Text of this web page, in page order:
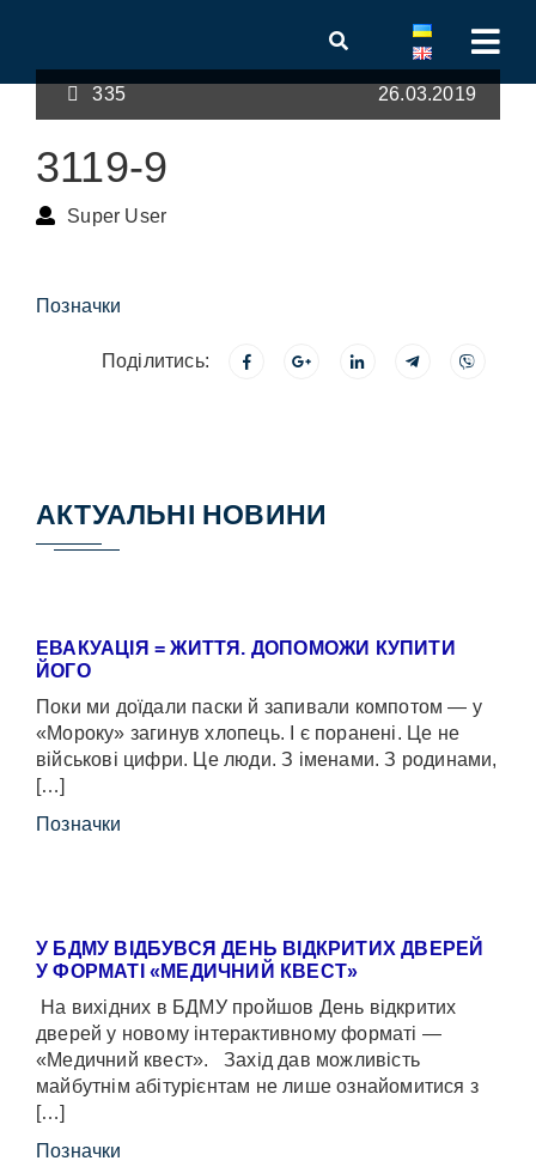
335 26.03.2019
3119-9
Super User
Позначки
Поділитись:
АКТУАЛЬНІ НОВИНИ
ЕВАКУАЦІЯ = ЖИТТЯ. ДОПОМОЖИ КУПИТИ
ЙОГО
Поки ми доїдали паски й запивали компотом — у
«Мороку» загинув хлопець. І є поранені. Це не
військові цифри. Це люди. З іменами. З родинами,
[…]
Позначки
У БДМУ ВІДБУВСЯ ДЕНЬ ВІДКРИТИХ ДВЕРЕЙ
У ФОРМАТІ «МЕДИЧНИЙ КВЕСТ»
На вихідних в БДМУ пройшов День відкритих
дверей у новому інтерактивному форматі —
«Медичний квест». Захід дав можливість
майбутнім абітурієнтам не лише ознайомитися з
[…]
Позначки